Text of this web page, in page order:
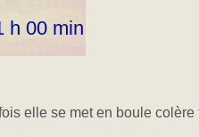
h 00 min
elle se met en boule